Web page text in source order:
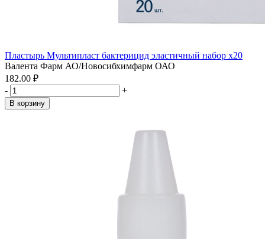
Пластырь Мультипласт бактерицид эластичный набор x20
Валента Фарм АО/Новосибхимфарм ОАО
182.00 ₽
-
+
В корзину